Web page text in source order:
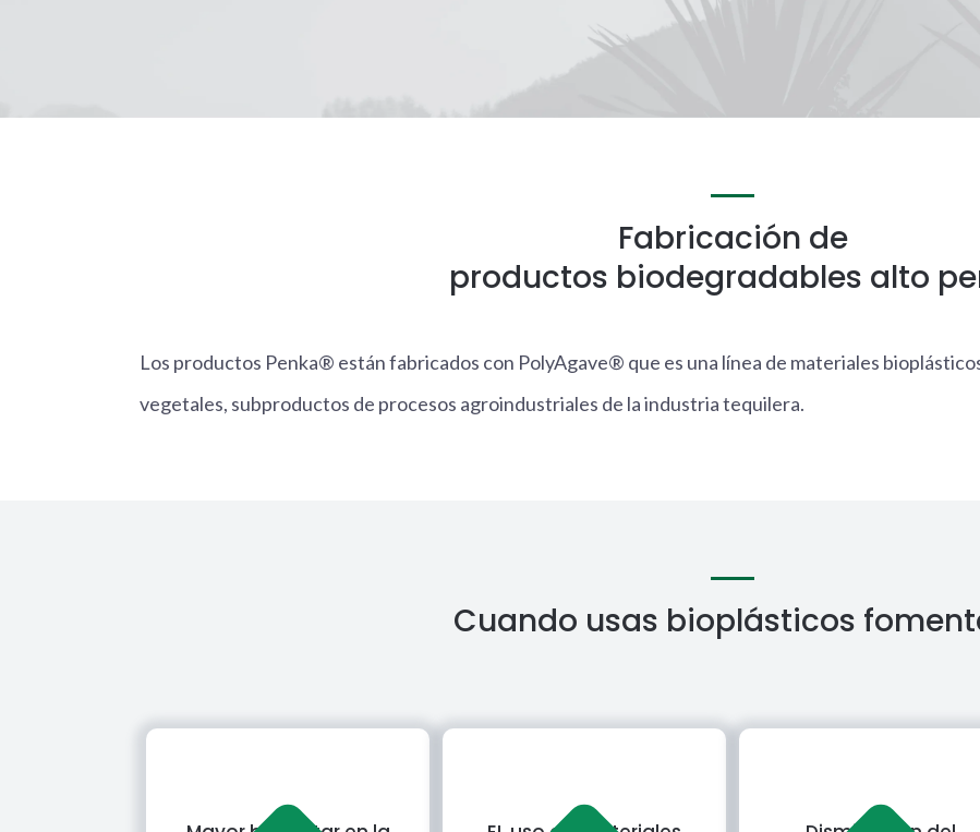
Fabricación de
productos biodegradables alto
Los productos Penka® están fabricados con PolyAgave® que es una línea de materiales
vegetales, subproductos de procesos agroindustriales de la industria tequilera.
Cuando usas bioplásticos